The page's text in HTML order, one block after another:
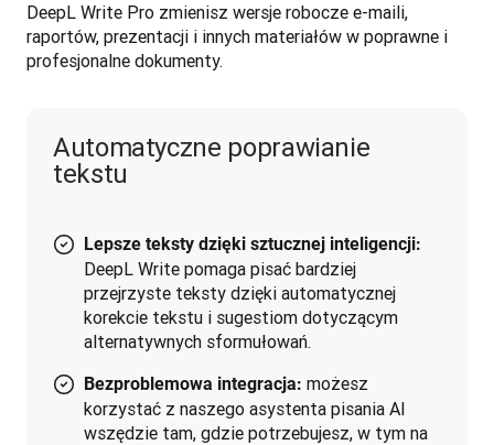
DeepL Write Pro zmienisz wersje robocze e-maili,
raportów, prezentacji i innych materiałów w poprawne i
profesjonalne dokumenty.
Automatyczne poprawianie
tekstu
Lepsze teksty dzięki sztucznej inteligencji:
DeepL Write pomaga pisać bardziej
przejrzyste teksty dzięki automatycznej
korekcie tekstu i sugestiom dotyczącym
alternatywnych sformułowań.
Bezproblemowa integracja: możesz
korzystać z naszego asystenta pisania AI
wszędzie tam, gdzie potrzebujesz, w tym na